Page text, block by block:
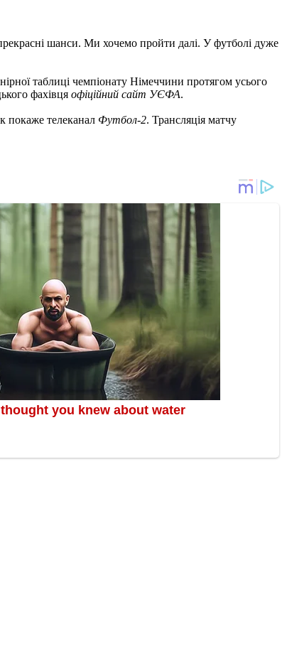
шанси. Ми хочемо пройти далі. У футболі дуже
таблиці чемпіонату Німеччини протягом усього
фахівця офіційний сайт УЄФА.
покаже телеканал Футбол-2. Трансляція матчу